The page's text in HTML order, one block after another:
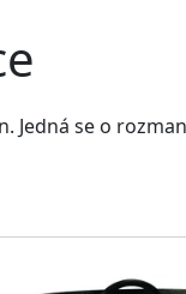
se o